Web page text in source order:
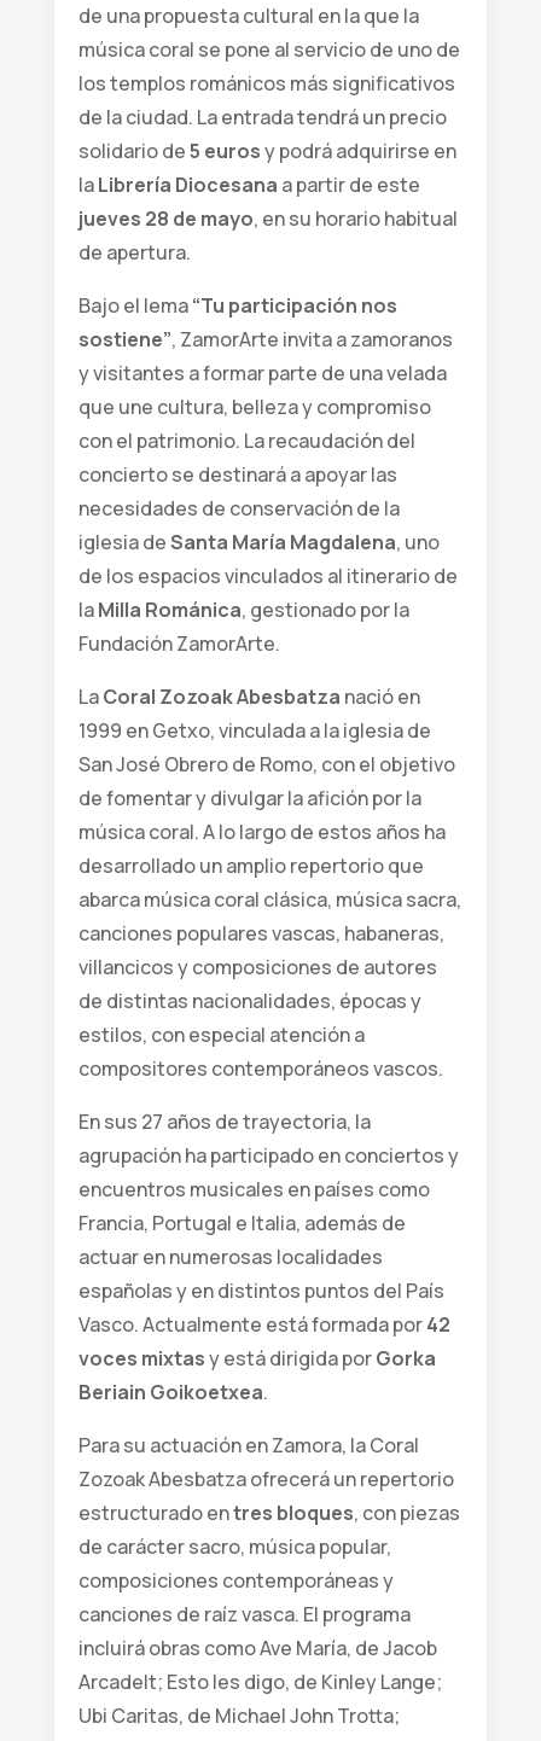
de una propuesta cultural en la que la
música coral se pone al servicio de uno de
los templos románicos más significativos
de la ciudad. La entrada tendrá un precio
solidario de5 eurosy podrá adquirirse en
laLibrería Diocesana a partir de este
jueves 28 de mayo, en su horario habitual
de apertura.
Bajo el lema“Tu participación nos
sostiene”, ZamorArte invita a zamoranos
y visitantes a formar parte de una velada
que une cultura, belleza y compromiso
con el patrimonio. La recaudación del
concierto se destinará a apoyar las
necesidades de conservación de la
iglesia deSanta María Magdalena, uno
de los espacios vinculados al itinerario de
laMilla Románica, gestionado por la
Fundación ZamorArte.
LaCoral Zozoak Abesbatza nació en
1999 en Getxo, vinculada a la iglesia de
San José Obrero de Romo, con el objetivo
de fomentar y divulgar la afición por la
música coral. A lo largo de estos años ha
desarrollado un amplio repertorio que
abarca música coral clásica, música sacra,
canciones populares vascas, habaneras,
villancicos y composiciones de autores
de distintas nacionalidades, épocas y
estilos, con especial atención a
compositores contemporáneos vascos.
En sus 27 años de trayectoria, la
agrupación ha participado en conciertos y
encuentros musicales en países como
Francia, Portugal e Italia, además de
actuar en numerosas localidades
españolas y en distintos puntos del País
Vasco. Actualmente está formada por42
voces mixtasy está dirigida porGorka
Beriain Goikoetxea.
Para su actuación en Zamora, la Coral
Zozoak Abesbatza ofrecerá un repertorio
estructurado entres bloques, con piezas
de carácter sacro, música popular,
composiciones contemporáneas y
canciones de raíz vasca. El programa
incluirá obras comoAve María, de Jacob
Arcadelt; Esto les digo, de Kinley Lange;
Ubi Caritas, de Michael John Trotta;